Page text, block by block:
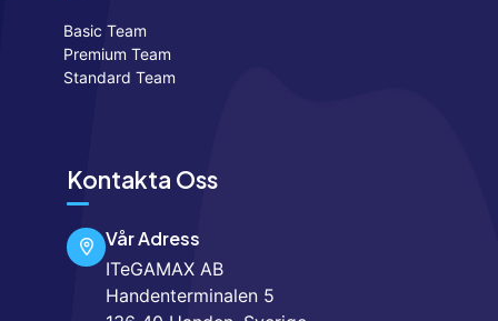
Basic Team
Premium Team
Standard Team
Kontakta Oss
Vår Adress
ITeGAMAX AB
Handenterminalen 5